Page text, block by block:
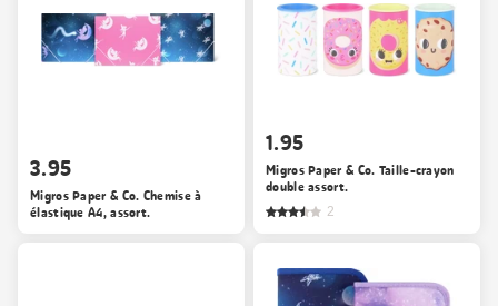
3.95
Migros Paper & Co. Chemise à
élastique A4, assort.
1.95
Migros Paper & Co. Taille-crayon
double assort.
2